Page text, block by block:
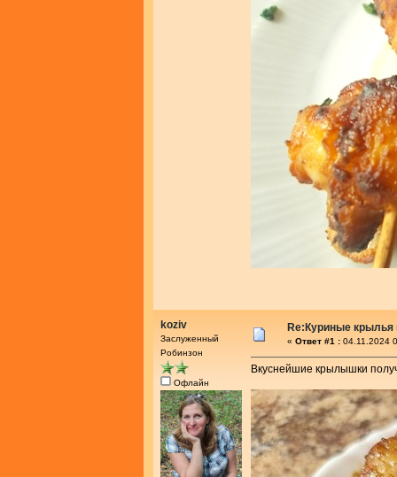
koziv
Заслуженный
Робинзон
Офлайн
Re:Куриные крылья
« Ответ #1 : 04.11.2024
Вкуснейшие крылышки